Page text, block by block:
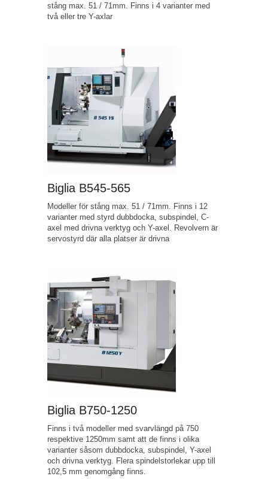
stång max. 51 / 71mm. Finns i 4 varianter med
två eller tre Y-axlar
Biglia B545-565
Modeller för stång max. 51 / 71mm. Finns i 12
varianter med styrd dubbdocka, subspindel, C-
axel med drivna verktyg och Y-axel. Revolvern är
servostyrd där alla platser är drivna
Biglia B750-1250
Finns i två modeller med svarvlängd på 750
respektive 1250mm samt att de finns i olika
varianter såsom dubbdocka, subspindel, Y-axel
och drivna verktyg. Flera spindelstorlekar upp till
102,5 mm genomgång finns.